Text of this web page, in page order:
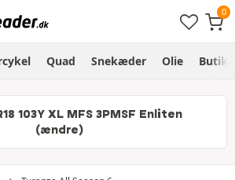
Quad Snekæder Olie Butik
103Y XL MFS 3PMSF Enliten
(ændre)